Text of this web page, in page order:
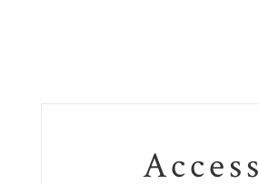
Access